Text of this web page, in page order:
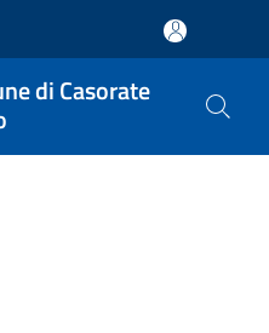
di Casorate